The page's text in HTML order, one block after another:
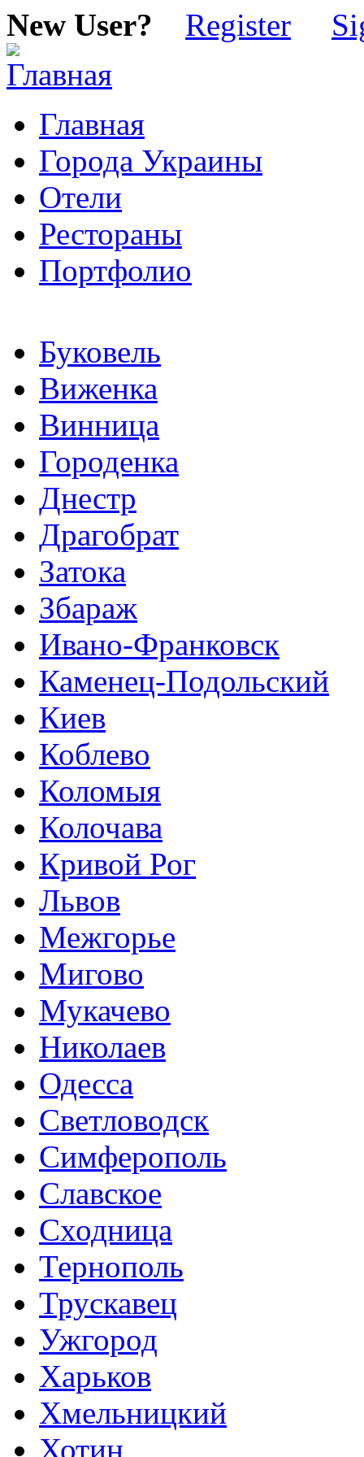
New User? Register
Главная
Города Украины
Отели
Рестораны
Портфолио
Буковель
Виженка
Винница
Городенка
Днестр
Драгобрат
Затока
Збараж
Ивано-Франковск
Каменец-Подольский
Киев
Коблево
Коломыя
Колочава
Кривой Рог
Львов
Межгорье
Мигово
Мукачево
Николаев
Одесса
Светловодск
Симферополь
Славское
Сходница
Тернополь
Трускавец
Ужгород
Харьков
Хмельницкий
Хотин